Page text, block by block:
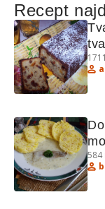
Recept
1711
584